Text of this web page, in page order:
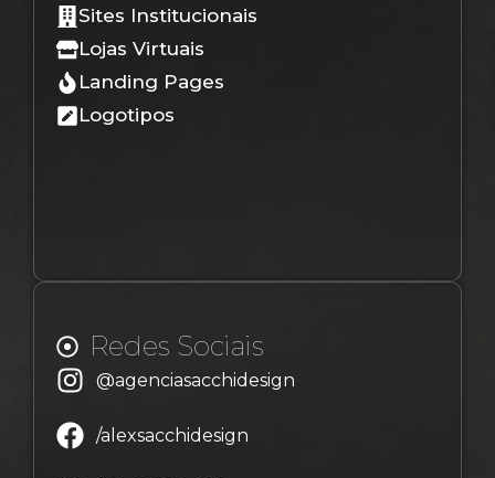
Sites Institucionais
Lojas Virtuais
Landing Pages
Logotipos
Redes Sociais
@agenciasacchidesign
/alexsacchidesign